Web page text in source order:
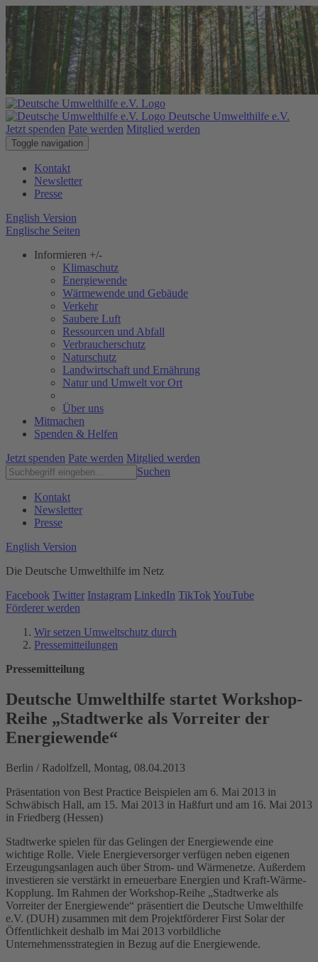
Deutsche Umwelthilfe e.V.
Jetzt spenden Pate werden Mitglied werden
Toggle navigation
Kontakt
Newsletter
Presse
English Version
Englische Seiten
Informieren +/-
Klimaschutz
Energiewende
Wärmewende und Gebäude
Verkehr
Saubere Luft
Ressourcen und Abfall
Verbraucherschutz
Naturschutz
Landwirtschaft und Ernährung
Natur und Umwelt vor Ort
Über uns
Mitmachen
Spenden & Helfen
Jetzt spenden Pate werden Mitglied werden
Suchen
Kontakt
Newsletter
Presse
English Version
Die Deutsche Umwelthilfe im Netz
Facebook Twitter Instagram LinkedIn TikTok YouTube
Förderer werden
Wir setzen Umweltschutz durch
Pressemitteilungen
Pressemitteilung
Deutsche Umwelthilfe startet Workshop-
Reihe „Stadtwerke als Vorreiter der
Energiewende“
Berlin / Radolfzell, Montag, 08.04.2013
Präsentation von Best Practice Beispielen am 6. Mai 2013 in
Schwäbisch Hall, am 15. Mai 2013 in Haßfurt und am 16. Mai 2013
in Friedberg (Hessen)
Stadtwerke spielen für das Gelingen der Energiewende eine
wichtige Rolle. Viele Energieversorger verfügen neben eigenen
Erzeugungsanlagen auch über Strom- und Wärmenetze. Außerdem
investieren sie verstärkt in erneuerbare Energien und Kraft-Wärme-
Kopplung. Im Rahmen der Workshop-Reihe „Stadtwerke als
Vorreiter der Energiewende“ präsentiert die Deutsche Umwelthilfe
e.V. (DUH) zusammen mit dem Projektförderer First Solar der
Öffentlichkeit deshalb im Mai 2013 vorbildliche
Unternehmensstrategien in Bezug auf die Energiewende.